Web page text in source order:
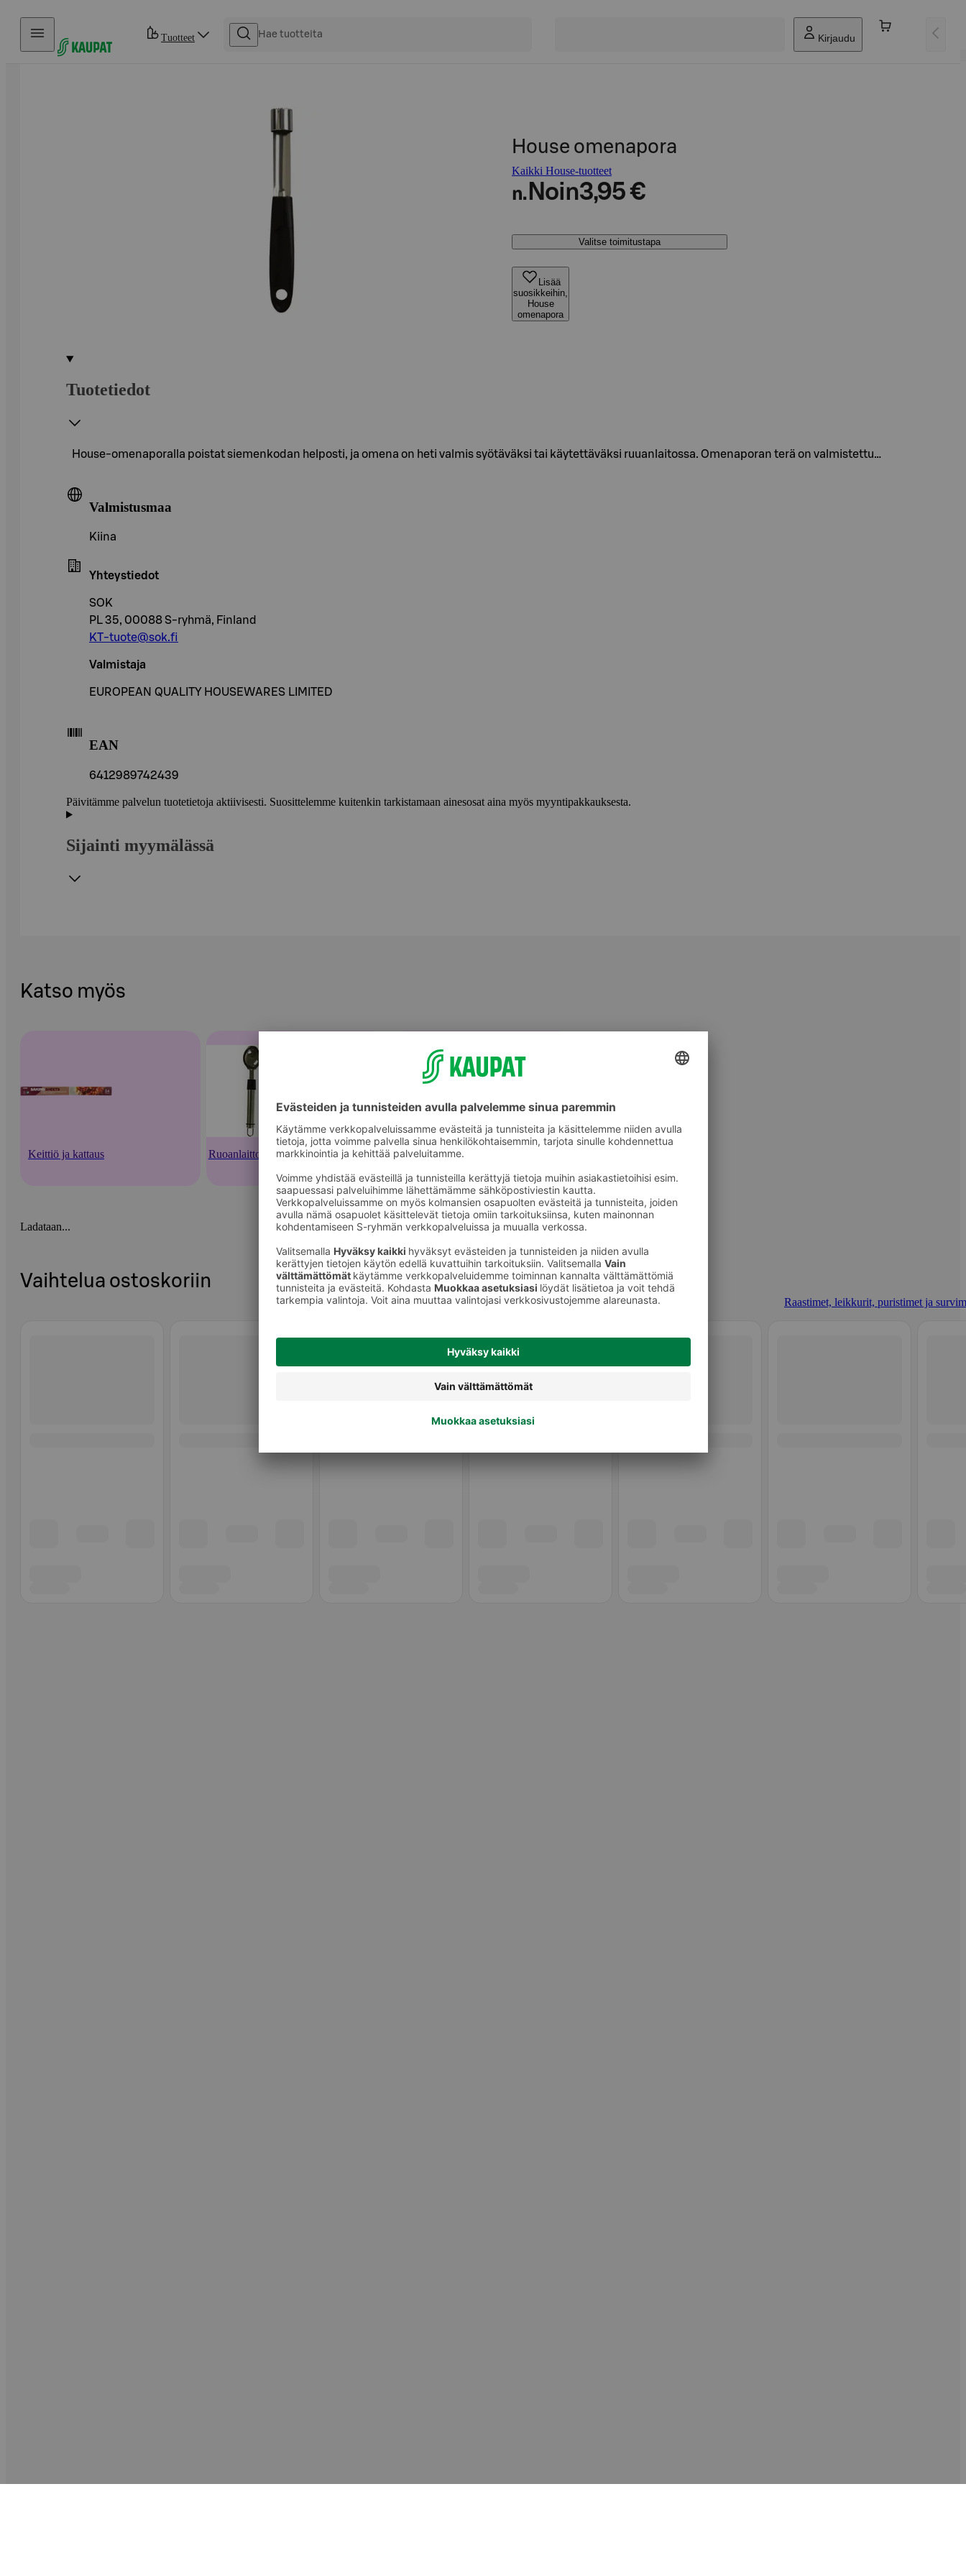
Hyppää sisältöön
Tuotteet Kirjaudu
House omenapora
Kaikki House-tuotteet
n. Noin3,95 €
Valitse toimitustapa
Lisää
suosikkeihin,
House
omenapora
Tuotetiedot
House-omenaporalla poistat siemenkodan helposti, ja omena on heti valmis syötäväksi tai käytettäväksi ruuanlaitossa. Omenaporan terä on valmistettu…
Valmistusmaa
Kiina
Yhteystiedot
SOK
PL 35, 00088 S-ryhmä, Finland
KT-tuote@sok.fi
Valmistaja
EUROPEAN QUALITY HOUSEWARES LIMITED
EAN
6412989742439
Päivitämme palvelun tuotetietoja aktiivisesti. Suosittelemme kuitenkin tarkistamaan ainesosat aina myös myyntipakkauksesta.
Sijainti myymälässä
Katso myös
Keittiö ja kattaus Ruoanlaittovälineet
Raastimet, leikkurit, puristimet ja
survimet
Ladataan...
Vaihtelua ostoskoriin
Raastimet, leikkurit, puristimet ja